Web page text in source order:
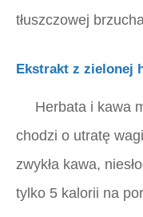
tłuszczowej
Ekstrakt z zielonej
Herbata i kawa
chodzi o utratę
zwykła kawa,
tylko 5 kalorii na